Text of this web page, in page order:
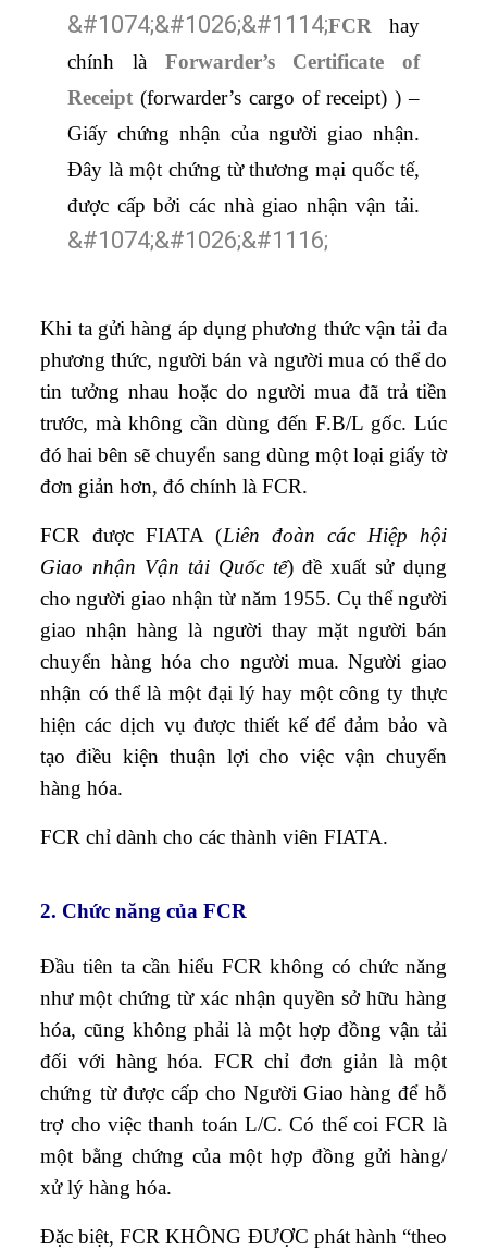
FCR hay
chính là Forwarder’s Certificate of
Receipt (forwarder’s cargo of receipt) ) –
Giấy chứng nhận của người giao nhận.
Đây là một chứng từ thương mại quốc tế,
được cấp bởi các nhà giao nhận vận tải.
Khi ta gửi hàng áp dụng phương thức vận tải đa
phương thức, người bán và người mua có thể do
tin tưởng nhau hoặc do người mua đã trả tiền
trước, mà không cần dùng đến F.B/L gốc. Lúc
đó hai bên sẽ chuyển sang dùng một loại giấy tờ
đơn giản hơn, đó chính là FCR.
FCR được FIATA (Liên đoàn các Hiệp hội
Giao nhận Vận tải Quốc tế) đề xuất sử dụng
cho người giao nhận từ năm 1955. Cụ thể người
giao nhận hàng là người thay mặt người bán
chuyển hàng hóa cho người mua. Người giao
nhận có thể là một đại lý hay một công ty thực
hiện các dịch vụ được thiết kế để đảm bảo và
tạo điều kiện thuận lợi cho việc vận chuyển
hàng hóa.
FCR chỉ dành cho các thành viên FIATA.
2. Chức năng của FCR
Đầu tiên ta cần hiểu FCR không có chức năng
như một chứng từ xác nhận quyền sở hữu hàng
hóa, cũng không phải là một hợp đồng vận tải
đối với hàng hóa. FCR chỉ đơn giản là một
chứng từ được cấp cho Người Giao hàng để hỗ
trợ cho việc thanh toán L/C. Có thể coi FCR là
một bằng chứng của một hợp đồng gửi hàng/
xử lý hàng hóa.
Đặc biệt, FCR KHÔNG ĐƯỢC phát hành “theo